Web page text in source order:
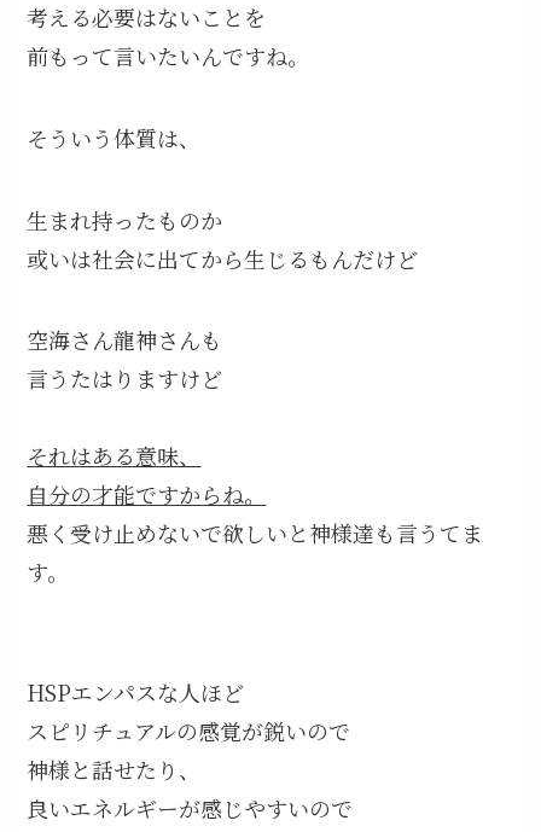
考える必要はないことを
前もって言いたいんですね。
そういう体質は、
生まれ持ったものか
或いは社会に出てから生じるもんだけど
空海さん龍神さんも
言うたはりますけど
それはある意味、
自分の才能ですからね。
悪く受け止めないで欲しいと神様達も言うてま
す。
HSPエンパスな人ほど
スピリチュアルの感覚が鋭いので
神様と話せたり、
良いエネルギーが感じやすいので